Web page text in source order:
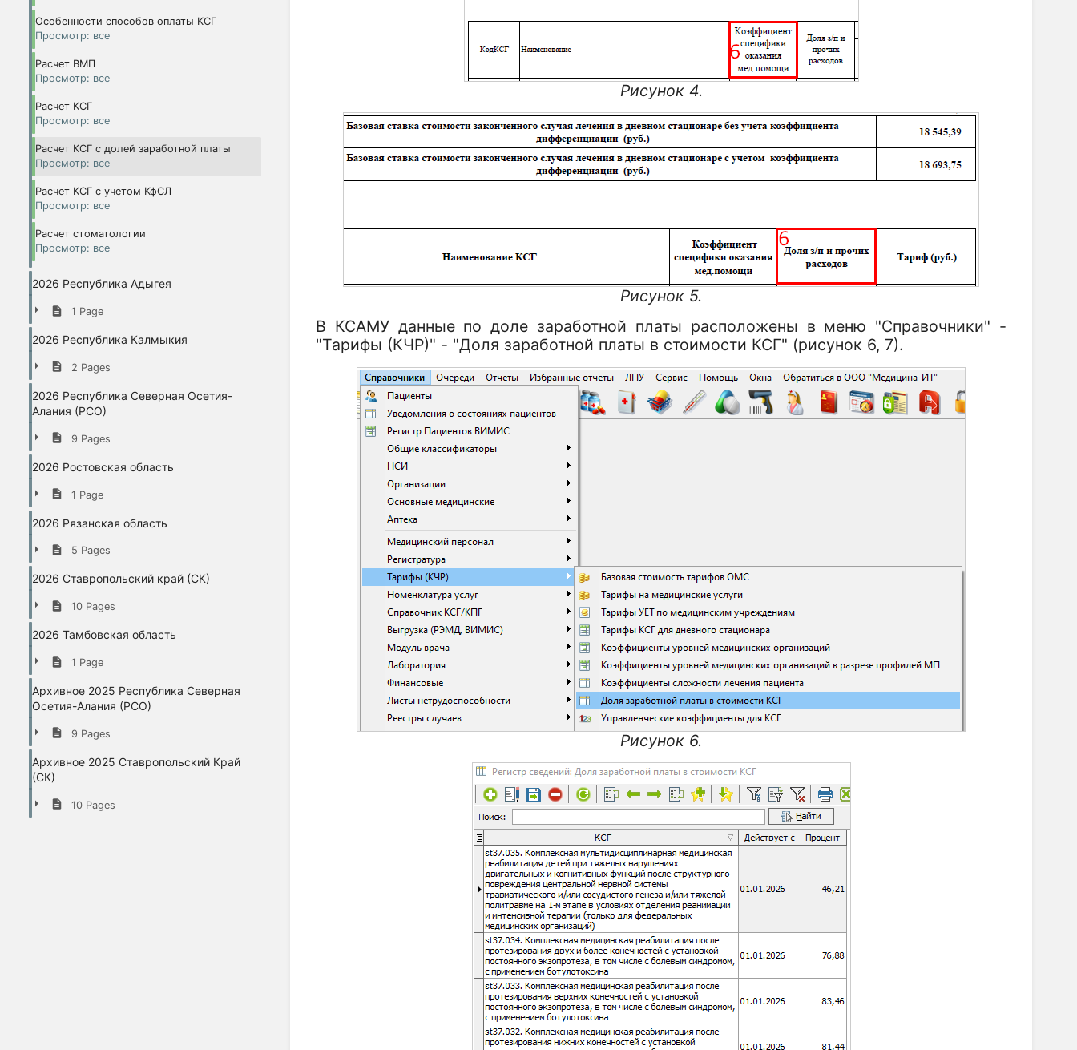
Особенности способов оплаты КСГ
Просмотр: все
Расчет ВМП
Просмотр: все
Расчет КСГ
Просмотр: все
Расчет КСГ с долей заработной платы
Просмотр: все
Расчет КСГ с учетом КфСЛ
Просмотр: все
Расчет стоматологии
Просмотр: все
2026 Республика Адыгея
1 Page
2026 Республика Калмыкия
2 Pages
2026 Республика Северная Осетия-
Алания (РСО)
9 Pages
2026 Ростовская область
1 Page
2026 Рязанская область
5 Pages
2026 Ставропольский край (СК)
10 Pages
2026 Тамбовская область
1 Page
Архивное 2025 Республика Северная
Осетия-Алания (РСО)
9 Pages
Архивное 2025 Ставропольский Край
(СК)
10 Pages
Рисунок 4.
Рисунок 5.
В КСАМУ данные по доле заработной платы расположены в меню "Справочники" -
"Тарифы (КЧР)" - "Доля заработной платы в стоимости КСГ" (рисунок 6, 7).
Рисунок 6.